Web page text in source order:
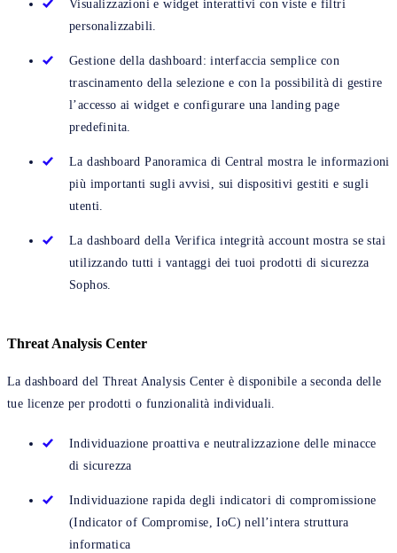
Visualizzazioni e widget interattivi con viste e filtri
personalizzabili.
Gestione della dashboard: interfaccia semplice con
trascinamento della selezione e con la possibilità di gestire
l’accesso ai widget e configurare una landing page
predefinita.
La dashboard Panoramica di Central mostra le informazioni
più importanti sugli avvisi, sui dispositivi gestiti e sugli
utenti.
La dashboard della Verifica integrità account mostra se stai
utilizzando tutti i vantaggi dei tuoi prodotti di sicurezza
Sophos.
Threat Analysis Center
La dashboard del Threat Analysis Center è disponibile a seconda delle
tue licenze per prodotti o funzionalità individuali.
Individuazione proattiva e neutralizzazione delle minacce
di sicurezza
Individuazione rapida degli indicatori di compromissione
(Indicator of Compromise, IoC) nell’intera struttura
informatica